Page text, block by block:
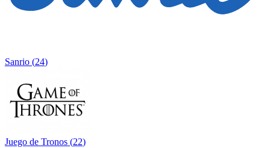
Sanrio (24)
Juego de Tronos (22)